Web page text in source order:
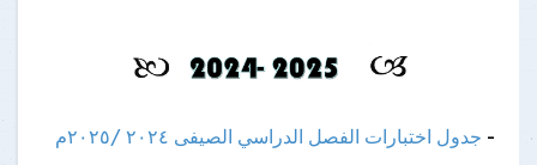
- جدول اختبارات الفصل الدراسي الصيفى ٢٠٢٤ /٢٠٢٥م